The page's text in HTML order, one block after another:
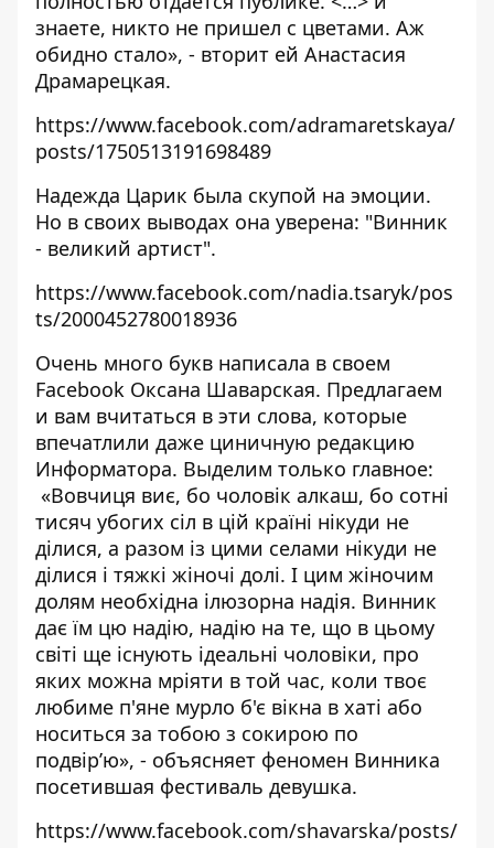
знаете, никто не пришел с цветами. Аж
обидно стало», - вторит ей Анастасия
Драмарецкая.
https://www.facebook.com/adramaretskaya/
posts/1750513191698489
Надежда Царик была скупой на эмоции.
Но в своих выводах она уверена: "Винник
- великий артист".
https://www.facebook.com/nadia.tsaryk/pos
ts/2000452780018936
Очень много букв написала в своем
Facebook Оксана Шаварская. Предлагаем
и вам вчитаться в эти слова, которые
впечатлили даже циничную редакцию
Информатора. Выделим только главное:
«Вовчиця виє, бо чоловік алкаш, бо сотні
тисяч убогих сіл в цій країні нікуди не
ділися, а разом із цими селами нікуди не
ділися і тяжкі жіночі долі. І цим жіночим
долям необхідна ілюзорна надія. Винник
дає їм цю надію, надію на те, що в цьому
світі ще існують ідеальні чоловіки, про
яких можна мріяти в той час, коли твоє
любиме п'яне мурло б'є вікна в хаті або
носиться за тобою з сокирою по
подвір’ю», - объясняет феномен Винника
посетившая фестиваль девушка.
https://www.facebook.com/shavarska/posts/